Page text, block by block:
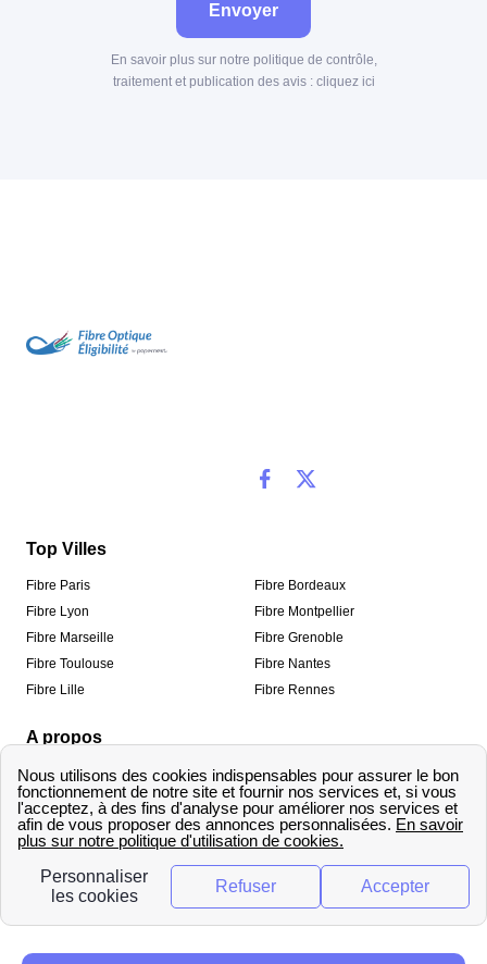
Envoyer
En savoir plus sur notre politique de contrôle,
traitement et publication des avis : cliquez ici
Top Villes
Fibre Paris
Fibre Lyon
Fibre Marseille
Fibre Toulouse
Fibre Lille
Fibre Bordeaux
Fibre Montpellier
Fibre Grenoble
Fibre Nantes
Fibre Rennes
A propos
Qui sommes-nous ?
Informations de contact
Méthodologie de classement
Mentions légales
Traitement des avis
Copyright © fibre-optique-eligibilite.fr 2026 – Tous
droits réservés